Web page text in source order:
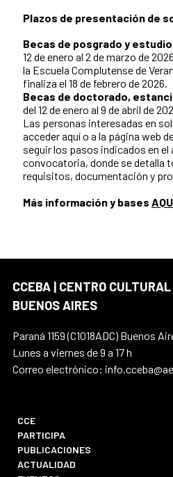
Plazos de presentación de
Becas de posgrado y
12 de enero al 2 de marzo de
la Escuela Complutense de
finaliza el 18 de febrero de 2026.
Becas de doctorado,
del 12 de enero al 9 de abril de
Las personas interesadas en
acceder aquí o a la página web
seguir los pasos indicados en el
convocatoria, donde se detalla
requisitos, documentación y
Más información y bases
CCEBA | CENTRO
BUENOS AIRES
Paraná 1159 (C1018ADC) Buenos
Lunes a viernes de 9 a 17 h
Correo electrónico:
CCE
PARTICIPA
PUBLICACIONES
ACTUALIDAD